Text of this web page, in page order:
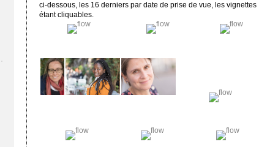
ci-dessous, les 16 derniers par date de prise de vue, les vignettes
étant cliquables.